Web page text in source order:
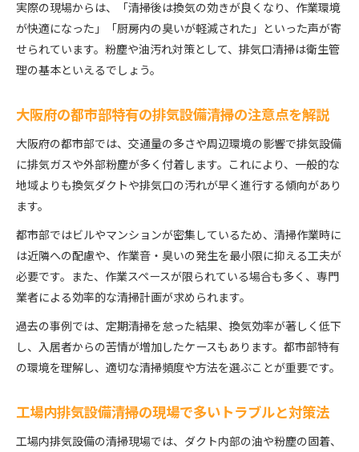
実際の現場からは、「清掃後は換気の効きが良くなり、作業環境
が快適になった」「厨房内の臭いが軽減された」といった声が寄
せられています。粉塵や油汚れ対策として、排気口清掃は衛生管
理の基本といえるでしょう。
大阪府の都市部特有の排気設備清掃の注意点を解説
大阪府の都市部では、交通量の多さや周辺環境の影響で排気設備
に排気ガスや外部粉塵が多く付着します。これにより、一般的な
地域よりも換気ダクトや排気口の汚れが早く進行する傾向があり
ます。
都市部ではビルやマンションが密集しているため、清掃作業時に
は近隣への配慮や、作業音・臭いの発生を最小限に抑える工夫が
必要です。また、作業スペースが限られている場合も多く、専門
業者による効率的な清掃計画が求められます。
過去の事例では、定期清掃を怠った結果、換気効率が著しく低下
し、入居者からの苦情が増加したケースもあります。都市部特有
の環境を理解し、適切な清掃頻度や方法を選ぶことが重要です。
工場内排気設備清掃の現場で多いトラブルと対策法
工場内排気設備の清掃現場では、ダクト内部の油や粉塵の固着、